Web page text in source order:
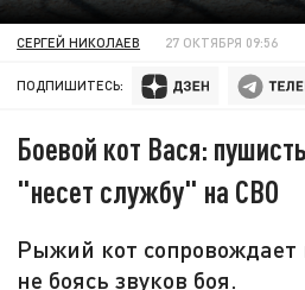
СЕРГЕЙ НИКОЛАЕВ 27 ОКТЯБРЯ 09:56
ПОДПИШИТЕСЬ:
Боевой кот Вася:
"несет службу" на СВО
Рыжий кот сопровождает
не боясь звуков боя.